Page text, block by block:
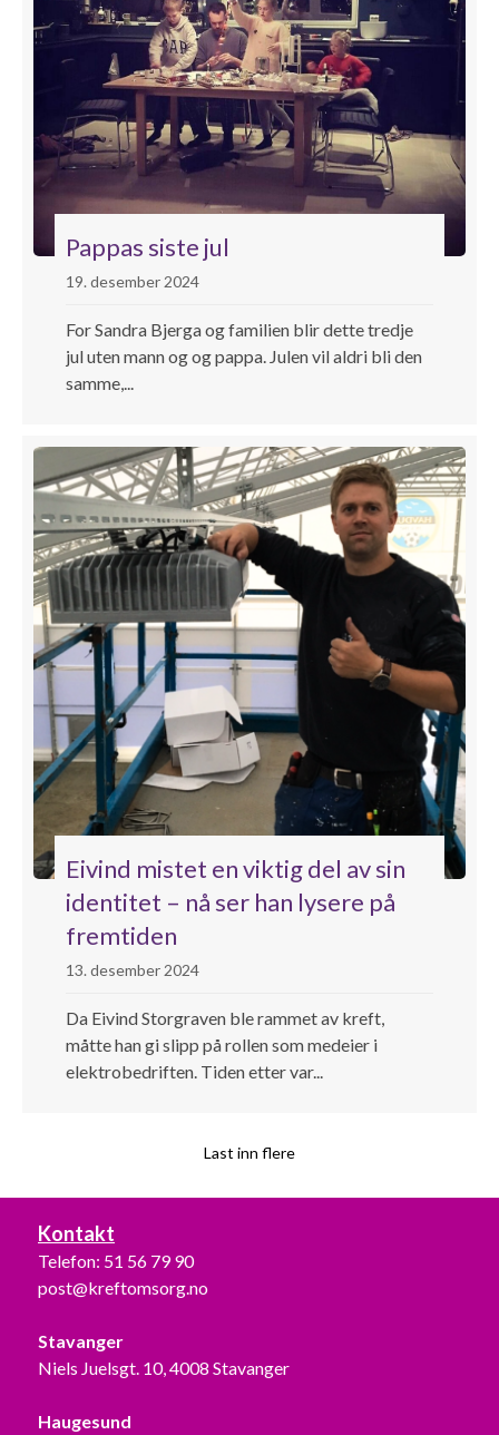
Pappas siste jul
19. desember 2024
For Sandra Bjerga og familien blir dette tredje
jul uten mann og og pappa. Julen vil aldri bli den
samme,...
Eivind mistet en viktig del av sin
identitet – nå ser han lysere på
fremtiden
13. desember 2024
Da Eivind Storgraven ble rammet av kreft,
måtte han gi slipp på rollen som medeier i
elektrobedriften. Tiden etter var...
Last inn flere
Kontakt
Telefon: 51 56 79 90
post@kreftomsorg.no
Stavanger
Niels Juelsgt. 10, 4008 Stavanger
Haugesund